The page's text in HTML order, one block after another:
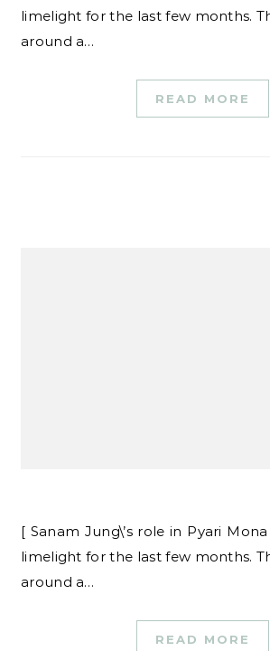
limelight for the last few months.
around a…
READ MORE
[ Sanam Jung\’s role in Pyari
limelight for the last few months.
around a…
READ MORE